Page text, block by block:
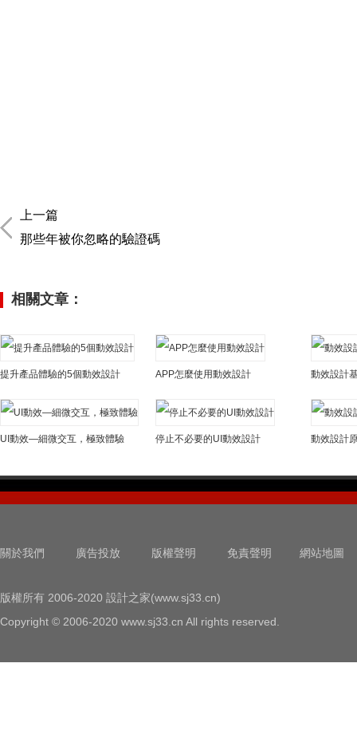
上一篇
那些年被你忽略的驗證碼
相關文章：
提升產品體驗的5個動效設計 APP怎麼使用動效設計 動效設計
UI動效—細微交互，極致體驗 停止不必要的UI動效設計
關於我們 廣告投放 版權聲明 免責聲明 網站地圖
版權所有 2006-2020 設計之家(www.sj33.cn)
Copyright © 2006-2020 www.sj33.cn All rights reserved.